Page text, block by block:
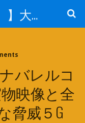
【蘇生（Resurrection）】大宇宙と人体の神秘を紐解く
バレルコ
映像と全
脅威５G